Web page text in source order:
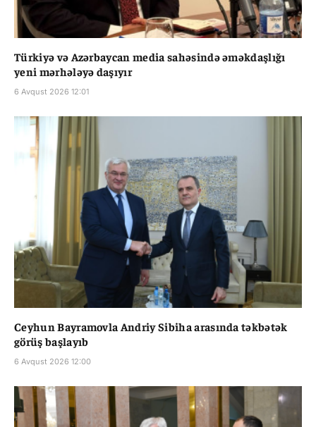
Türkiyə və Azərbaycan media sahəsində əməkdaşlığı
yeni mərhələyə daşıyır
6 Avqust 2026 12:01
Ceyhun Bayramovla Andriy Sibiha arasında təkbətək
görüş başlayıb
6 Avqust 2026 12:00